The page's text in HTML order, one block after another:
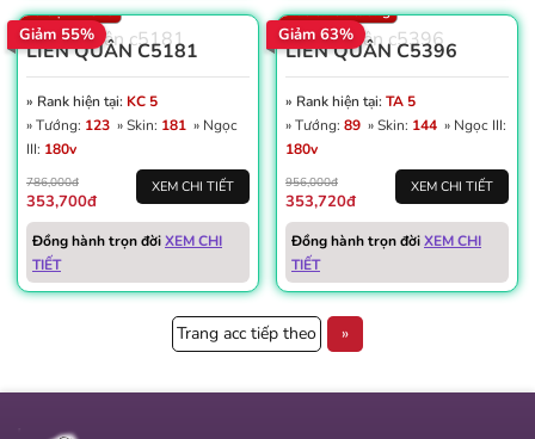
Giảm 55%
Số trận: 4.879
LIÊN QUÂN C5181
» Rank hiện tại:
KC 5
» Tướng: 123 » Skin: 181
III: 180v
786,000đ
353,700đ
XEM CHI TIẾT
Đồng hành trọn đờiXEM CHI
TIẾT
Giảm 63%
Mác chiến tướng
LIÊN QUÂN C5396
» Rank hiện tại:
TA 5
» Tướng: 89 » Skin: 144 » Ngọc III:
180v
956,000đ
353,720đ
XEM CHI TIẾT
Đồng hành trọn đờiXEM CHI
TIẾT
Trang acc tiếp theo »